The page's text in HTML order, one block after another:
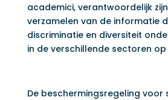
academici, verantwoordelijk
verzamelen van de informatie
discriminatie en diversiteit
in de verschillende sectoren
De beschermingsregeling